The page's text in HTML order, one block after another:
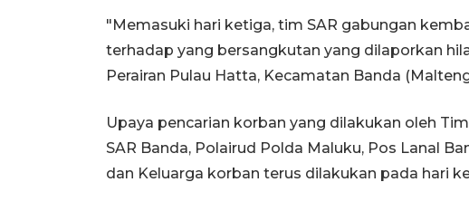
"Memasuki hari ketiga, tim SAR gabungan
terhadap yang bersangkutan yang dilaporkan
Perairan Pulau Hatta, Kecamatan Banda
Upaya pencarian korban yang dilakukan oleh
SAR Banda, Polairud Polda Maluku, Pos Lanal
dan Keluarga korban terus dilakukan pada hari